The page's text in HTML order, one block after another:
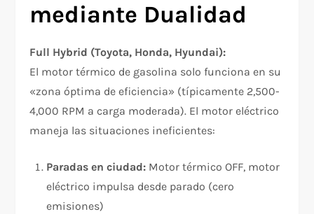
mediante Dualidad
Full Hybrid (Toyota, Honda, Hyundai):
El motor térmico de gasolina solo funciona en su
«zona óptima de eficiencia» (típicamente 2,500-
4,000 RPM a carga moderada). El motor eléctrico
maneja las situaciones ineficientes:
Paradas en ciudad: Motor térmico OFF, motor
eléctrico impulsa desde parado (cero
emisiones)